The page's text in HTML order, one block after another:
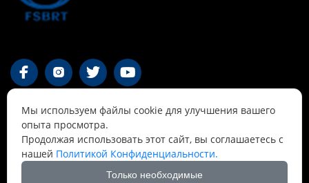
   
Контакты
 55-1 Qianjin Road, район Синьфу, Фушунь,
Мы используем файлы cookie для улучшения вашего
опыта просмотра.
Продолжая использовать этот сайт, вы соглашаетесь с
нашей Политикой Конфиденциальности.
Только необходимые